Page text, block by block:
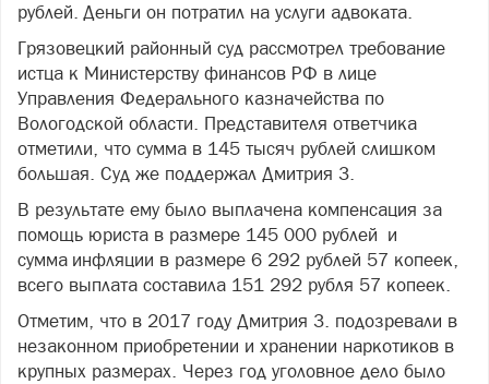
рублей. Деньги он потратил на услуги адвоката.
Грязовецкий районный суд рассмотрел требование
истца к Министерству финансов РФ в лице
Управления Федерального казначейства по
Вологодской области. Представителя ответчика
отметили, что сумма в 145 тысяч рублей слишком
большая. Суд же поддержал Дмитрия З.
В результате ему было выплачена компенсация за
помощь юриста в размере 145 000 рублей и
сумма инфляции в размере 6 292 рублей 57 копеек,
всего выплата составила 151 292 рубля 57 копеек.
Отметим, что в 2017 году Дмитрия З. подозревали в
незаконном приобретении и хранении наркотиков в
крупных размерах. Через год уголовное дело было